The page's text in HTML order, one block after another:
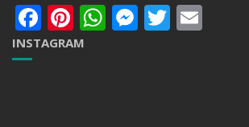
Facebook
Pinterest
WhatsApp
Messenger
Twitter
INSTAGRAM